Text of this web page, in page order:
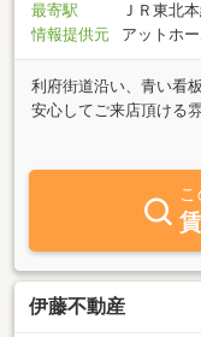
最寄駅
ＪＲ東北
情報提供元
アットホ
利府街道沿い、青い看
安心してご来店頂ける
プル・ファミリーさん
リーワンを目指します
日・祝日も営業中！ぜ
伊藤不動産